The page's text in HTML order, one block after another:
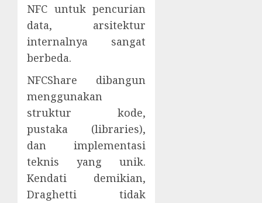
NFC untuk pencurian
data, arsitektur
internalnya sangat
berbeda.
NFCShare dibangun
menggunakan
struktur kode,
pustaka (libraries),
dan implementasi
teknis yang unik.
Kendati demikian,
Draghetti tidak